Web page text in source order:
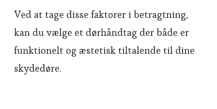
Ved at tage disse faktorer i betragtning,
kan du vælge et dørhåndtag der både er
funktionelt og æstetisk tiltalende til dine
skydedøre.